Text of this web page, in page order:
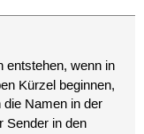
entstehen, wenn in
Kürzel beginnen,
Namen in der
Sender in den